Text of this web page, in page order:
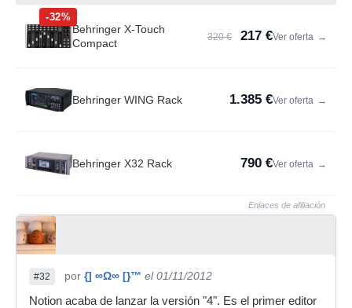
-32%
Behringer X-Touch
Compact
320 € 217 €Ver oferta →
Behringer WING Rack 1.385 €Ver oferta →
Behringer X32 Rack 790 €Ver oferta →
Enlaces de afiliación
#32 por {] ∞Ω∞ [}™ el 01/11/2012
Notion acaba de lanzar la versión "4". Es el primer editor